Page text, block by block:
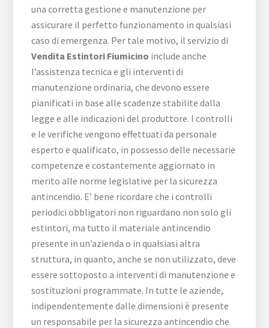
una corretta gestione e manutenzione per
assicurare il perfetto funzionamento in qualsiasi
caso di emergenza. Per tale motivo, il servizio di
Vendita Estintori Fiumicino include anche
l’assistenza tecnica e gli interventi di
manutenzione ordinaria, che devono essere
pianificati in base alle scadenze stabilite dalla
legge e alle indicazioni del produttore. I controlli
e le verifiche vengono effettuati da personale
esperto e qualificato, in possesso delle necessarie
competenze e costantemente aggiornato in
merito alle norme legislative per la sicurezza
antincendio. E’ bene ricordare che i controlli
periodici obbligatori non riguardano non solo gli
estintori, ma tutto il materiale antincendio
presente in un’azienda o in qualsiasi altra
struttura, in quanto, anche se non utilizzato, deve
essere sottoposto a interventi di manutenzione e
sostituzioni programmate. In tutte le aziende,
indipendentemente dalle dimensioni è presente
un responsabile per la sicurezza antincendio che